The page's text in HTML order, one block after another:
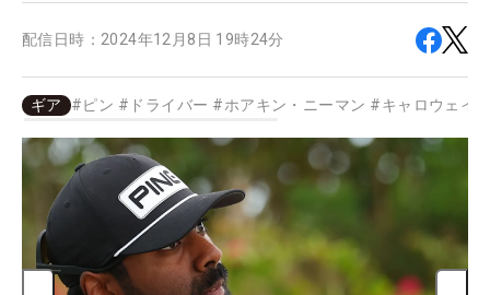
配信日時： 2024年12月8日 19時24分
ギア #ピン # ドライバー #ホアキン・ニーマン #キャロウェイ